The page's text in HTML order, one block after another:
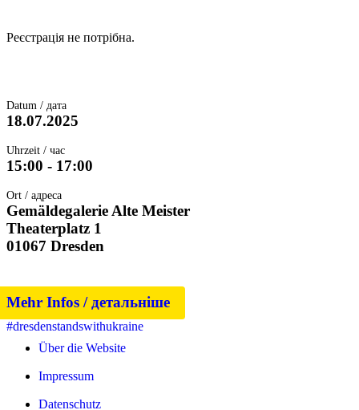
Datum / дата
18.07.2025
Uhrzeit / час
15:00 - 17:00
Ort / адреса
Gemäldegalerie Alte Meister
Theaterplatz 1
01067 Dresden
Mehr Infos / детальніше
Реєстрація не потрібна.
#dresdenstandswithukraine
Über die Website
Impressum
Datenschutz